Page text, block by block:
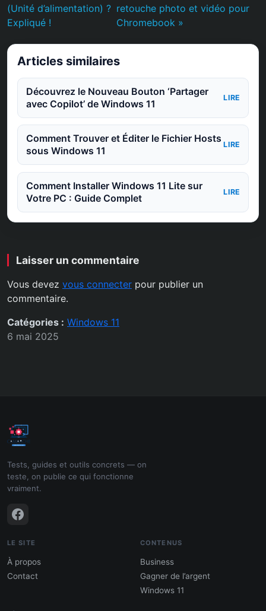
(Unité d’alimentation) ?
Expliqué !
retouche photo et vidéo pour
Chromebook »
Articles similaires
Découvrez le Nouveau Bouton ‘Partager
avec Copilot’ de Windows 11
LIRE
Comment Trouver et Éditer le Fichier Hosts
sous Windows 11
LIRE
Comment Installer Windows 11 Lite sur
Votre PC : Guide Complet
LIRE
Laisser un commentaire
Vous devez vous connecter pour publier un
commentaire.
Catégories : Windows 11
6 mai 2025
Tests, guides et outils concrets — on
teste, on publie ce qui fonctionne
vraiment.
LE SITE
À propos
Contact
CONTENUS
Business
Gagner de l’argent
Windows 11